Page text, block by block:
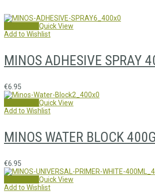
Quick View
Add to Wishlist
MINOS ADHESIVE SPRAY
€6.95
Quick View
Add to Wishlist
MINOS WATER BLOCK
€6.95
Quick View
Add to Wishlist